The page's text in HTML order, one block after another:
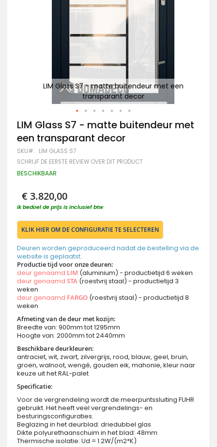
LIM Glass S7 - matte buitendeur met een
transparant decor
Ga
naar
het
begin
van
de
afbeeldingen-
LIM Glass S7 - matte buitendeur met
een transparant decor
SKU LIM GLASS S7
SCHRIJF DE EERSTE REVIEW OVER DIT PRODUCT
BESCHIKBAAR
€ 3.820,00
ik bedoel de prijs is inclusief btw
KLIK HIER OM DE CONFIGURATIE TE SELECTEREN
Deuren worden geproduceerd nadat de bestelling via de
website is geplaatst.
Productie tijd voor onze deuren:
deur genaamd LIM (aluminium) - productietijd 6 weken
deur genaamd STA (roestvrij staal) - productietijd 3
weken
deur genaamd FARGO (roestvrij staal) - productietijd 8
weken
Afmeting van de deur met kozijn:
Breedte van: 900mm tot 1295mm
Hoogte van: 2000mm tot 2440mm
Beschikbare deurkleuren:
antraciet, wit, zwart, zilvergrijs, rood, blauw, geel, bruin,
groen, walnoot, wengé, gouden eik, mahonie, kleur naar
keuze uit het RAL-palet
Specificatie:
Voor de vergrendeling wordt de meerpuntssluiting FUHR
gebruikt. Het heeft veel vergrendelings- en
besturingsconfiguraties.
Beglazing in het deurblad: driedubbel glas
Dikte polyurethaanschuim in het blad: 48mm
Thermische isolatie: Ud = 1.2W/(m2*K)